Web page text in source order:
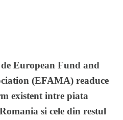
European Fund and
(EFAMA) readuce
existent intre piata
si cele din restul